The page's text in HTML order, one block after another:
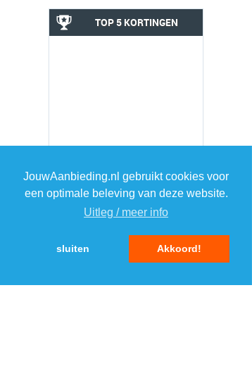
JouwAanbieding.nl gebruikt cookies voor
een optimale beleving van deze website.
Uitleg / meer info
sluiten Akkoord!
TOP 5 KORTINGEN